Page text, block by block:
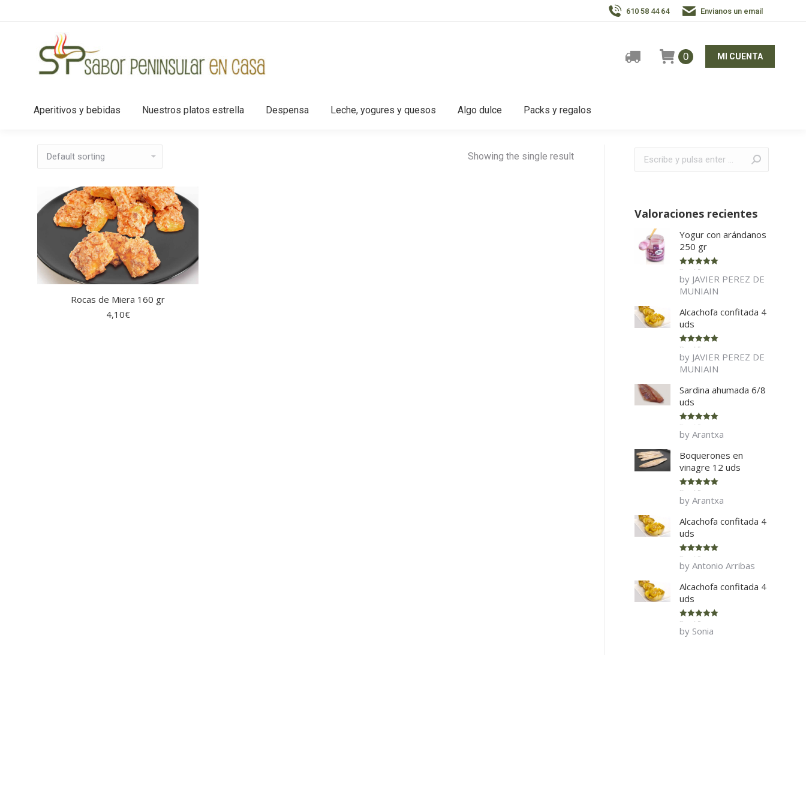
610 58 44 64 Envianos un email
0 MI CUENTA
Aperitivos y bebidas Nuestros platos estrella Despensa Leche, yogures y quesos Algo dulce Packs y regalos
Showing the single result
Rocas de Miera 160 gr
4,10€
Buscar:
Valoraciones recientes
Yogur con arándanos
250 gr
Rated 5
of 5
by JAVIER PEREZ DE
MUNIAIN
Alcachofa confitada 4
uds
Rated 5
of 5
by JAVIER PEREZ DE
MUNIAIN
Sardina ahumada 6/8
uds
Rated 5
of 5
by Arantxa
Boquerones en
vinagre 12 uds
Rated 5
of 5
by Arantxa
Alcachofa confitada 4
uds
Rated 5
of 5
by Antonio Arribas
Alcachofa confitada 4
uds
Rated 5
of 5
by Sonia